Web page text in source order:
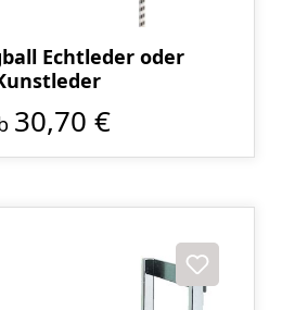
Echtleder oder
30,70 €